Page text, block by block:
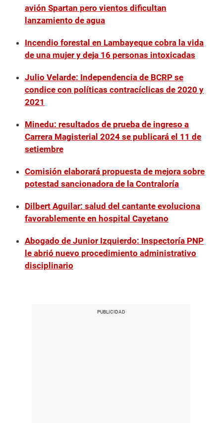
avión Spartan pero vientos dificultan
lanzamiento de agua
Incendio forestal en Lambayeque cobra la vida
de una mujer y deja 16 personas intoxicadas
Julio Velarde: Independencia de BCRP se
condice con políticas contracíclicas de 2020 y
2021
Minedu: resultados de prueba de ingreso a
Carrera Magisterial 2024 se publicará el 11 de
setiembre
Comisión elaborará propuesta de mejora sobre
potestad sancionadora de la Contraloría
Dilbert Aguilar: salud del cantante evoluciona
favorablemente en hospital Cayetano
Abogado de Junior Izquierdo: Inspectoría PNP
le abrió nuevo procedimiento administrativo
disciplinario